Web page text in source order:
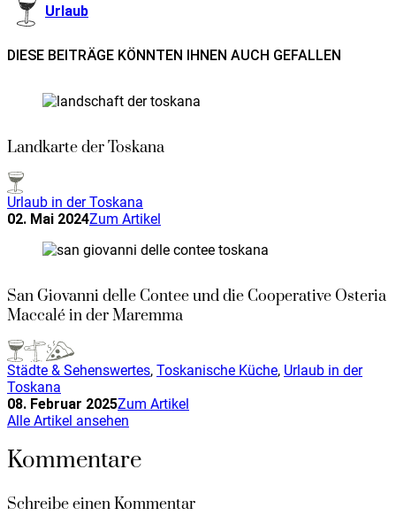
Urlaub
DIESE BEITRÄGE KÖNNTEN IHNEN AUCH GEFALLEN
Landkarte der Toskana
Urlaub in der Toskana
02. Mai 2024Zum Artikel
San Giovanni delle Contee und die Cooperative Osteria
Maccalé in der Maremma
Städte & Sehenswertes, Toskanische Küche, Urlaub in der
Toskana
08. Februar 2025Zum Artikel
Alle Artikel ansehen
Kommentare
Schreibe einen Kommentar